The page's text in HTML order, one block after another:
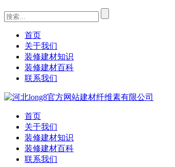
首页
关于我们
装修建材知识
装修建材百科
联系我们
首页
关于我们
装修建材知识
装修建材百科
联系我们